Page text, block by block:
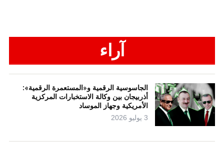
آراء
الجاسوسية الرقمية و«المستعمرة الرقمية»:
أذربيجان بين وكالة الاستخبارات المركزية
الأمريكية وجهاز الموساد
3 يوليو 2026